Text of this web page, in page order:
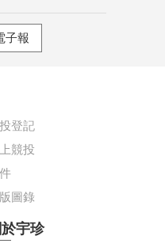
子報
登記
競投
圖錄
於宇珍